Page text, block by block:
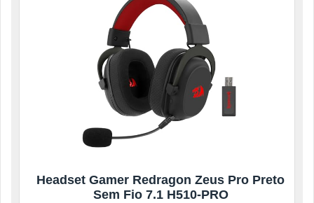
Headset Gamer Redragon Zeus Pro Preto
Sem Fio 7.1 H510-PRO